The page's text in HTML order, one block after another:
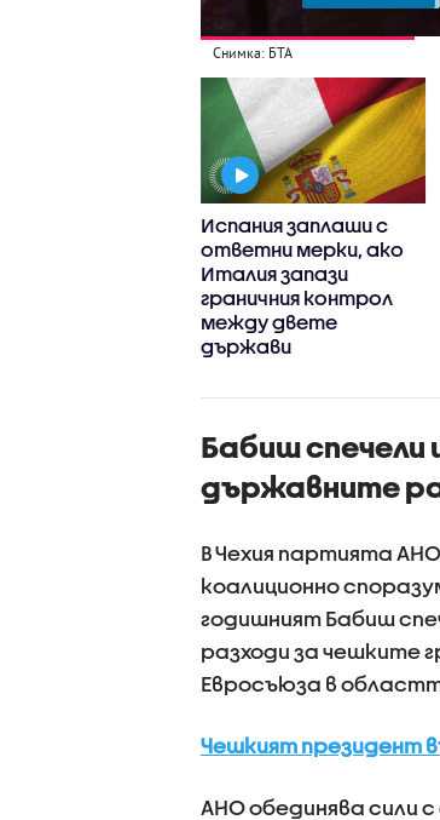
Снимка: БТА
Испания заплаши с
ответни мерки, ако
Италия запази
граничния контрол
между двете
държави
Бабиш спечели
държавните
В Чехия партията
коалиционно
годишният Бабиш
разходи за чешките
Евросъюза в
Чешкият президент
АНО обединява сили